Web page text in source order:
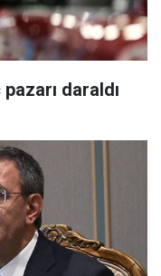
daraldı